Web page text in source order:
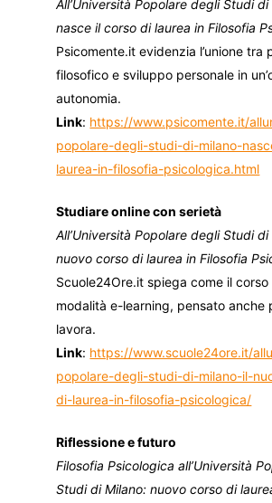
All’Università Popolare degli Studi di
nasce il corso di laurea in Filosofia
Psicomente.it evidenzia l’unione tra
filosofico e sviluppo personale in
autonomia.
Link: https://www.psicomente.it/
popolare-degli-studi-di-milano-
laurea-in-filosofia-psicologica.html
Studiare online con serietà
All’Università Popolare degli Studi di
nuovo corso di laurea in Filosofia
Scuole24Ore.it spiega come il
modalità e-learning, pensato anche
lavora.
Link: https://www.scuole24ore.it/
popolare-degli-studi-di-milano-il-
di-laurea-in-filosofia-psicologica/
Riflessione e futuro
Filosofia Psicologica all’Università
Studi di Milano: nuovo corso di